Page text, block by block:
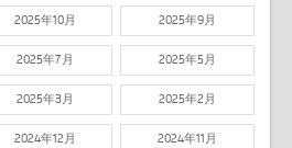
2025年10月 2025年9月
2025年7月 2025年5月
2025年3月 2025年2月
2024年12月 2024年11月